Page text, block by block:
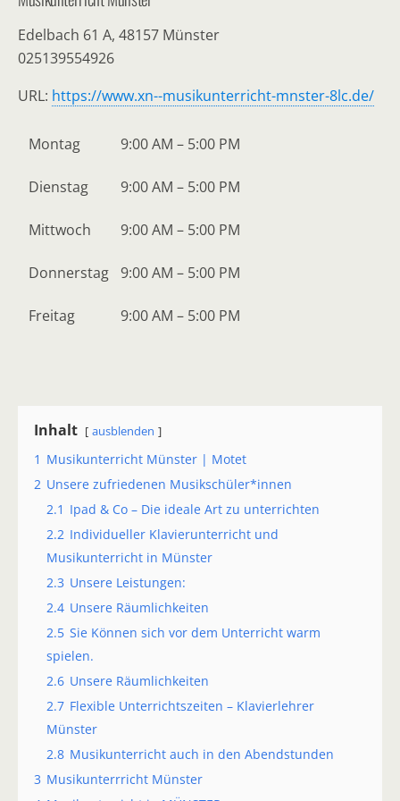
Edelbach 61 A, 48157 Münster
025139554926
URL: https://www.xn--musikunterricht-mnster-8lc.de/
Montag 9:00 AM – 5:00 PM
Dienstag 9:00 AM – 5:00 PM
Mittwoch 9:00 AM – 5:00 PM
Donnerstag 9:00 AM – 5:00 PM
Freitag 9:00 AM – 5:00 PM
Inhalt ausblenden
1 Musikunterricht Münster | Motet
2 Unsere zufriedenen Musikschüler*innen
2.1 Ipad & Co – Die ideale Art zu unterrichten
2.2 Individueller Klavierunterricht und
Musikunterricht in Münster
2.3 Unsere Leistungen:
2.4 Unsere Räumlichkeiten
2.5 Sie Können sich vor dem Unterricht warm
spielen.
2.6 Unsere Räumlichkeiten
2.7 Flexible Unterrichtszeiten – Klavierlehrer
Münster
2.8 Musikunterricht auch in den Abendstunden
3 Musikunterrricht Münster